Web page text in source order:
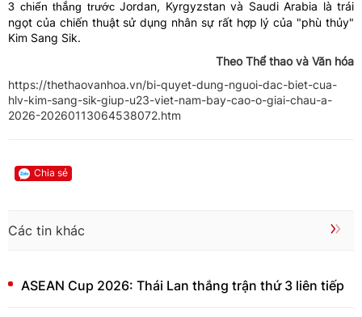
3 chiến thắng trước Jordan, Kyrgyzstan và Saudi Arabia là trái
ngọt của chiến thuật sử dụng nhân sự rất hợp lý của "phù thủy"
Kim Sang Sik.
Theo Thể thao và Văn hóa
https://thethaovanhoa.vn/bi-quyet-dung-nguoi-dac-biet-cua-
hlv-kim-sang-sik-giup-u23-viet-nam-bay-cao-o-giai-chau-a-
2026-20260113064538072.htm
Chia sẻ
Các tin khác
ASEAN Cup 2026: Thái Lan thắng trận thứ 3 liên tiếp